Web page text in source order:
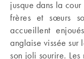
jusque dans la cour
frères et sœurs
accueillent
anglaise vissée
son joli sourire.